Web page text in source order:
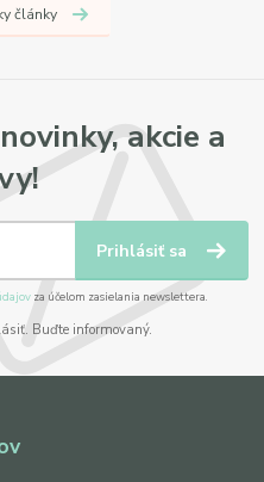
články
akcie a
Prihlásiť sa
za účelom zasielania newslettera.
Buďte informovaný.